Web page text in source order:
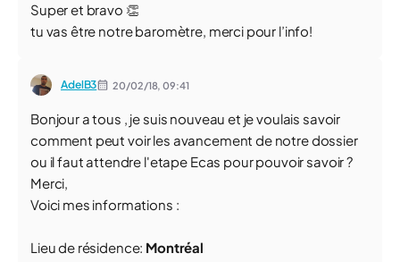
Super et bravo ️👏️
tu vas être notre baromètre, merci pour l’info!
AdelB3 20/02/18,09:41
Bonjour a tous , je suis nouveau et je voulais savoir
comment peut voir les avancement de notre dossier
ou il faut attendre l'etape Ecas pour pouvoir savoir ?
Merci,
Voici mes informations :
Lieu de résidence: Montréal